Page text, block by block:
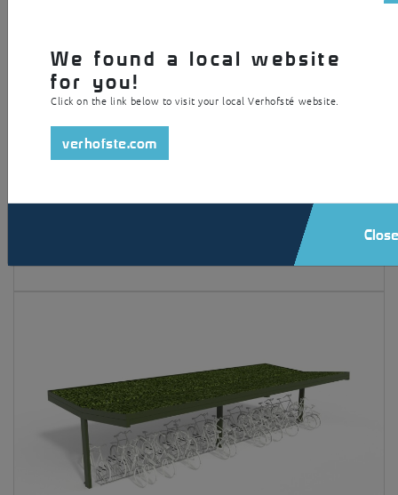
We found a local website
for you!
Click on the link below to visit your local Verhofsté website.
verhofste.com
Close